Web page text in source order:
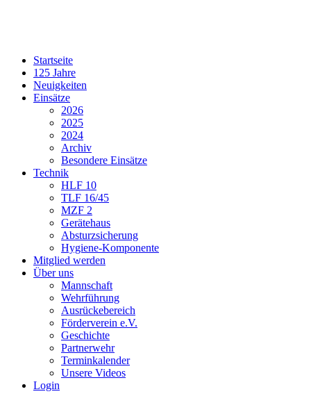
Startseite
125 Jahre
Neuigkeiten
Einsätze
2026
2025
2024
Archiv
Besondere Einsätze
Technik
HLF 10
TLF 16/45
MZF 2
Gerätehaus
Absturzsicherung
Hygiene-Komponente
Mitglied werden
Über uns
Mannschaft
Wehrführung
Ausrückebereich
Förderverein e.V.
Geschichte
Partnerwehr
Terminkalender
Unsere Videos
Login